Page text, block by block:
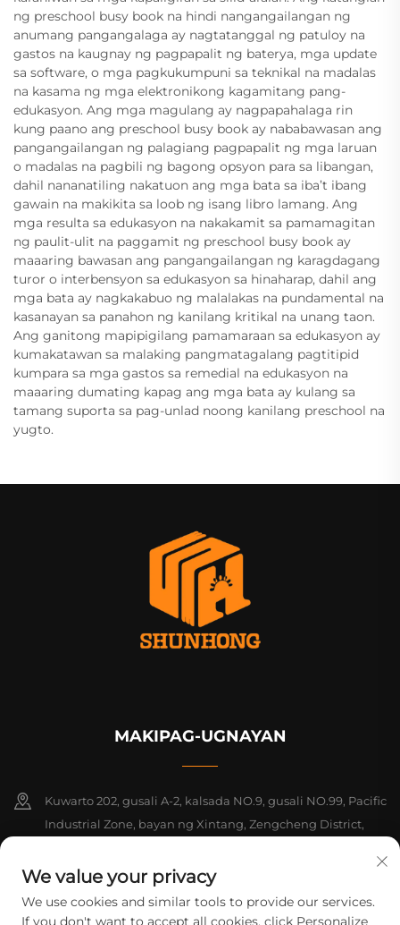
ng preschool busy book na hindi nangangailangan ng
anumang pangangalaga ay nagtatanggal ng patuloy na
gastos na kaugnay ng pagpapalit ng baterya, mga update
sa software, o mga pagkukumpuni sa teknikal na madalas
na kasama ng mga elektronikong kagamitang pang-
edukasyon. Ang mga magulang ay nagpapahalaga rin
kung paano ang preschool busy book ay nababawasan ang
pangangailangan ng palagiang pagpapalit ng mga laruan
o madalas na pagbili ng bagong opsyon para sa libangan,
dahil nananatiling nakatuon ang mga bata sa iba’t ibang
gawain na makikita sa loob ng isang libro lamang. Ang
mga resulta sa edukasyon na nakakamit sa pamamagitan
ng paulit-ulit na paggamit ng preschool busy book ay
maaaring bawasan ang pangangailangan ng karagdagang
turor o interbensyon sa edukasyon sa hinaharap, dahil ang
mga bata ay nagkakabuo ng malalakas na pundamental na
kasanayan sa panahon ng kanilang kritikal na unang taon.
Ang ganitong mapipigilang pamamaraan sa edukasyon ay
kumakatawan sa malaking pangmatagalang pagtitipid
kumpara sa mga gastos sa remedial na edukasyon na
maaaring dumating kapag ang mga bata ay kulang sa
tamang suporta sa pag-unlad noong kanilang preschool na
yugto.
MAKIPAG-UGNAYAN
Kuwarto 202, gusali A-2, kalsada NO.9, gusali NO.99, Pacific
Industrial Zone, bayan ng Xintang, Zengcheng District,
+86-18925142858
We value your privacy
We use cookies and similar tools to provide our services.
If you don't want to accept all cookies, click Personalize